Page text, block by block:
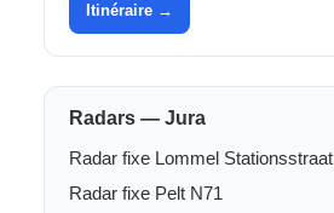
Itinéraire →
Radars — Jura
Radar fixe Lommel Stationsstraat
Radar fixe Pelt N71